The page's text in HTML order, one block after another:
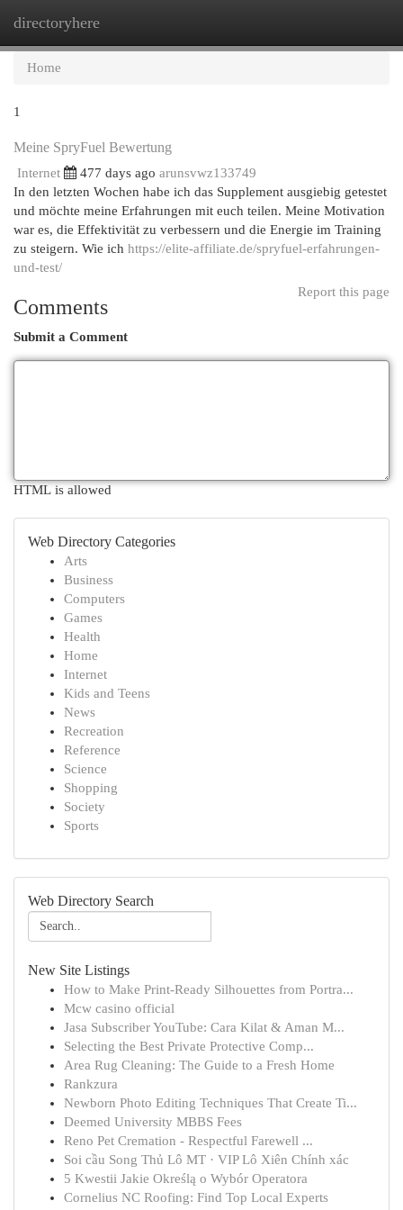
directoryhere
Home
1
Meine SpryFuel Bewertung
Internet 477 days ago arunsvwz133749
In den letzten Wochen habe ich das Supplement ausgiebig getestet
und möchte meine Erfahrungen mit euch teilen. Meine Motivation
war es, die Effektivität zu verbessern und die Energie im Training
zu steigern. Wie ich https://elite-affiliate.de/spryfuel-erfahrungen-
und-test/
Report this page
Comments
Submit a Comment
HTML is allowed
Web Directory Categories
Arts
Business
Computers
Games
Health
Home
Internet
Kids and Teens
News
Recreation
Reference
Science
Shopping
Society
Sports
Web Directory Search
New Site Listings
How to Make Print-Ready Silhouettes from Portra...
Mcw casino official
Jasa Subscriber YouTube: Cara Kilat & Aman M...
Selecting the Best Private Protective Comp...
Area Rug Cleaning: The Guide to a Fresh Home
Rankzura
Newborn Photo Editing Techniques That Create Ti...
Deemed University MBBS Fees
Reno Pet Cremation - Respectful Farewell ...
Soi cầu Song Thủ Lô MT · VIP Lô Xiên Chính xác
5 Kwestii Jakie Określą o Wybór Operatora
Cornelius NC Roofing: Find Top Local Experts